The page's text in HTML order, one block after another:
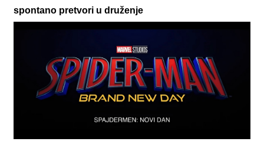
spontano pretvori u druženje